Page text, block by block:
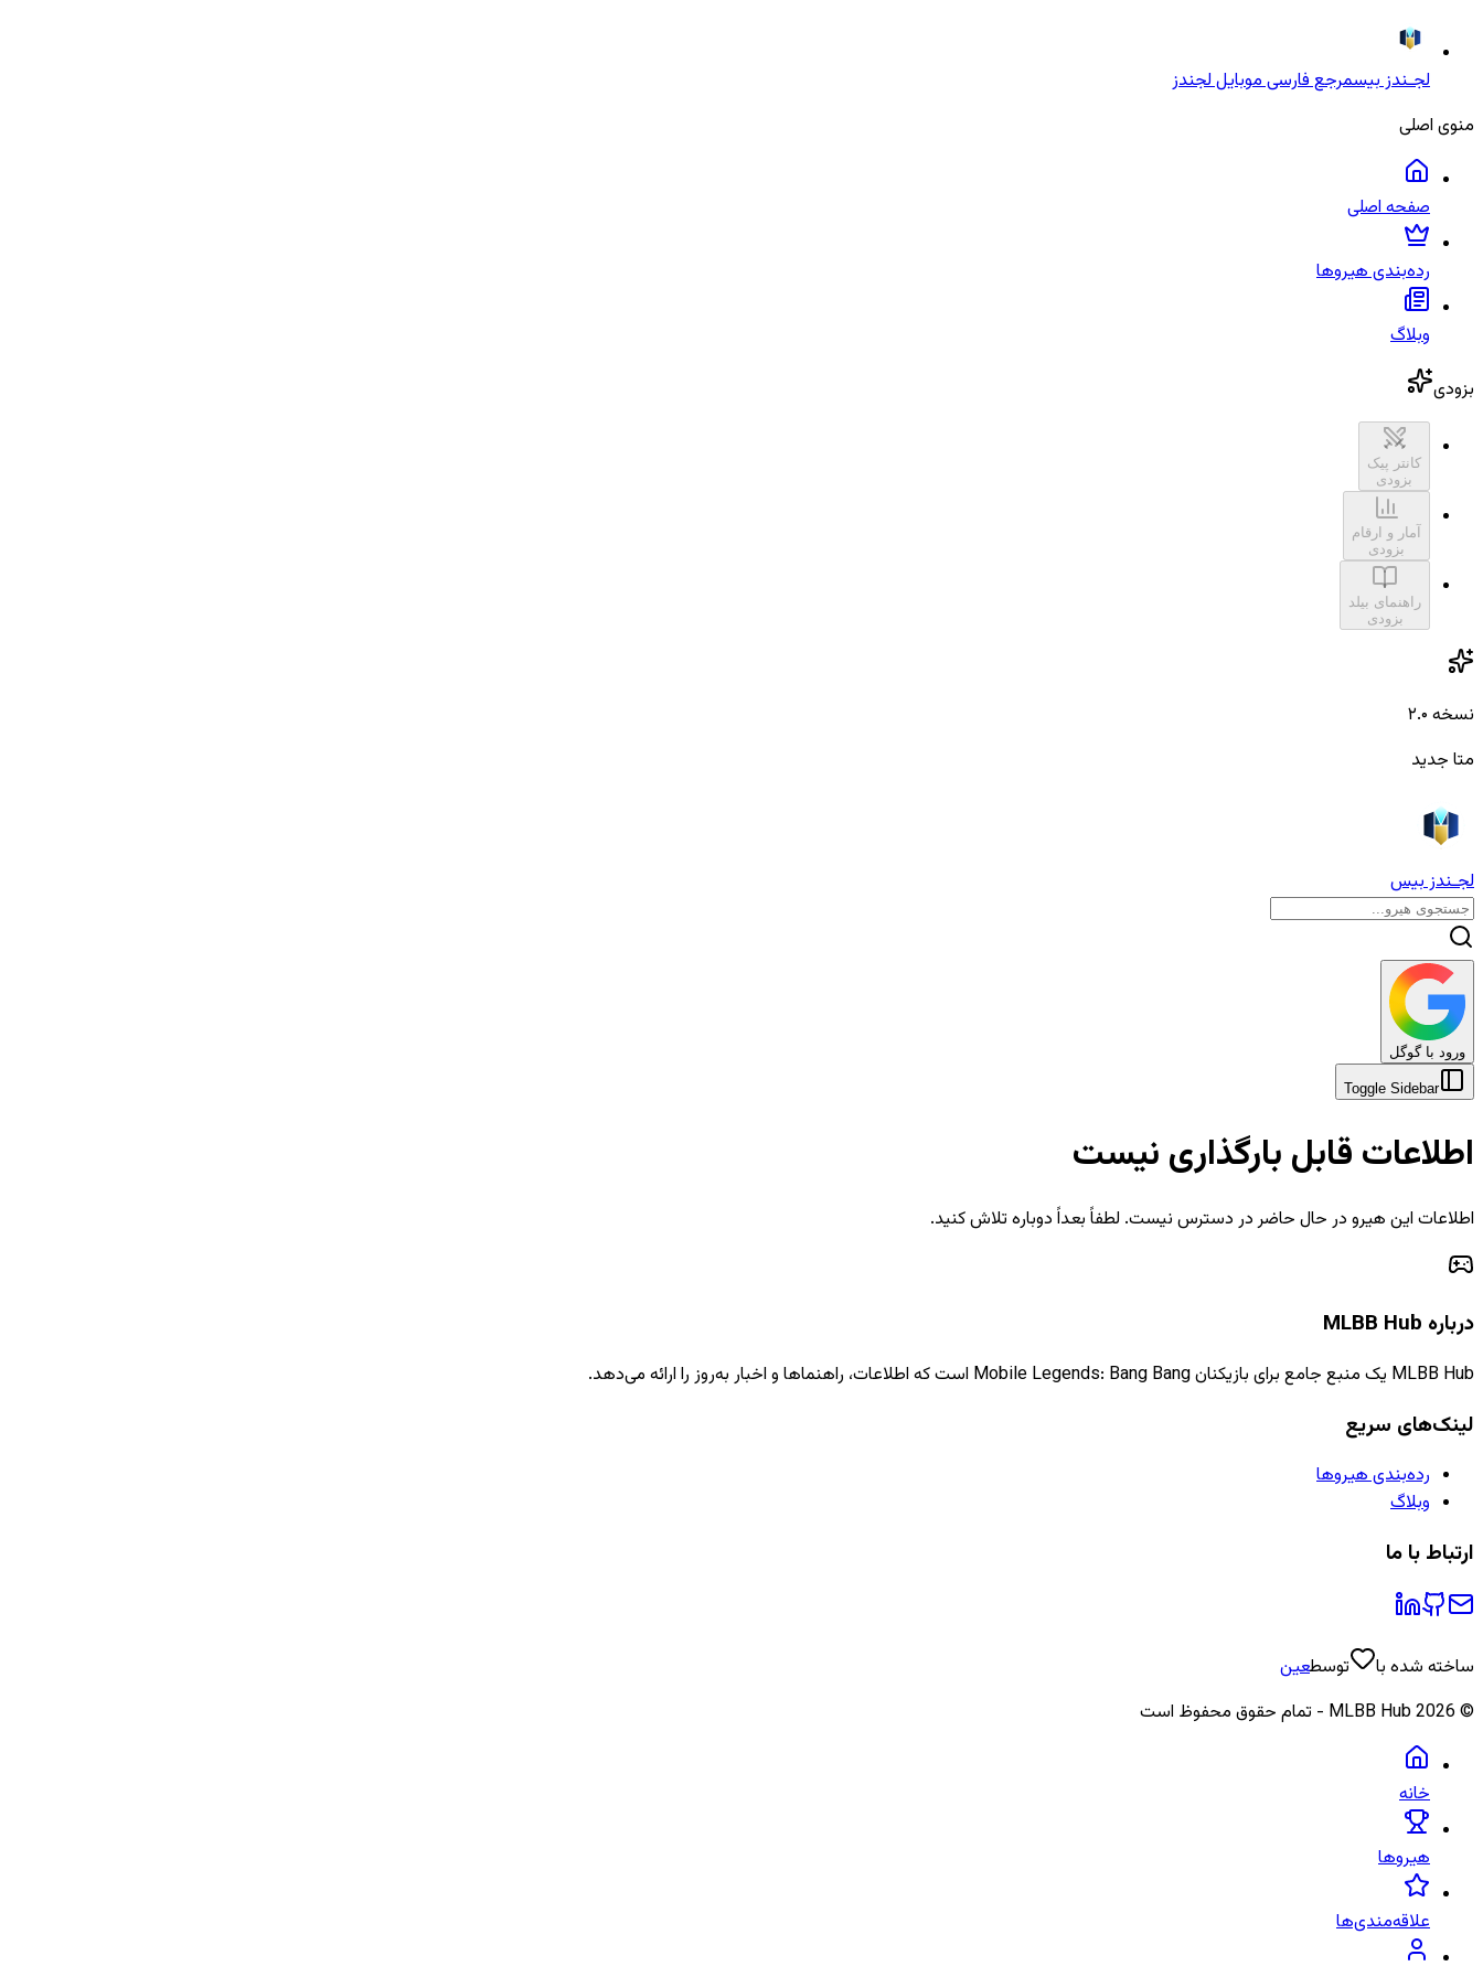
لجـندز بیسمرجع فارسی موبایل لجندز
منوی اصلی
صفحه اصلی
رده‌بندی هیروها
وبلاگ
بزودی
کانتر پیک
بزودی
آمار و ارقام
بزودی
راهنمای بیلد
بزودی
نسخه ۲.۰
متا جدید
لجـندز بیس
ورود با گوگل
Toggle Sidebar
اطلاعات قابل بارگذاری نیست
اطلاعات این هیرو در حال حاضر در دسترس نیست. لطفاً بعداً دوباره تلاش کنید.
درباره MLBB Hub
MLBB Hub یک منبع جامع برای بازیکنان Mobile Legends: Bang Bang است که اطلاعات، راهنماها و اخبار به‌روز را ارائه می‌دهد.
لینک‌های سریع
رده‌بندی هیروها
وبلاگ
ارتباط با ما
ساخته شده با توسطعین
©
2026
خانه
هیروها
علاقه‌مندی‌ها